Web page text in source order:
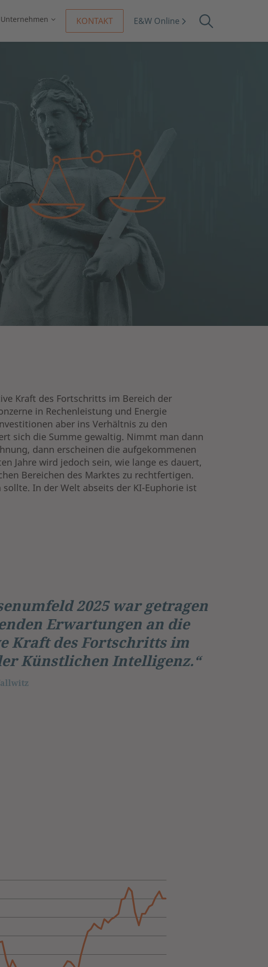
Unternehmen KONTAKT E&W Online
Kraft des Fortschritts im Bereich der
in Rechenleistung und Energie
aber ins Verhältnis zu den
sich die Summe gewaltig. Nimmt man dann
dann erscheinen die aufgekommenen
Jahre wird jedoch sein, wie lange es dauert,
Bereichen des Marktes zu rechtfertigen.
In der Welt abseits der KI-Euphorie ist
2025 war getragen
Erwartungen an die
Kraft des Fortschritts im
Künstlichen Intelligenz.“